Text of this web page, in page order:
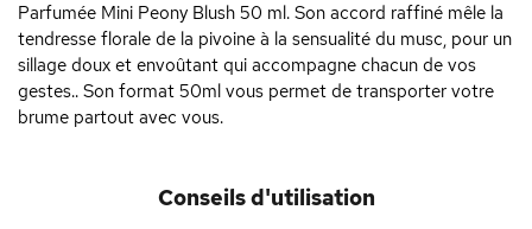
Parfumée Mini Peony Blush 50 ml. Son accord raffiné mêle la
tendresse florale de la pivoine à la sensualité du musc, pour un
sillage doux et envoûtant qui accompagne chacun de vos
gestes.. Son format 50ml vous permet de transporter votre
brume partout avec vous.
Conseils d'utilisation